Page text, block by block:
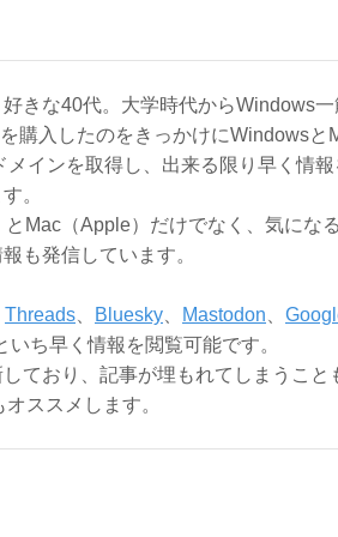
きな40代。大学時代からWindows
購入したのをきっかけにWindowsと
インを取得し、出来る限り早く情
。
Mac（Apple）だけでなく、気にな
も発信しています。
Threads、 Bluesky、 Mastodon、
ち早く情報を閲覧可能です。
ており、記事が埋もれてしまうこと
ススメします。